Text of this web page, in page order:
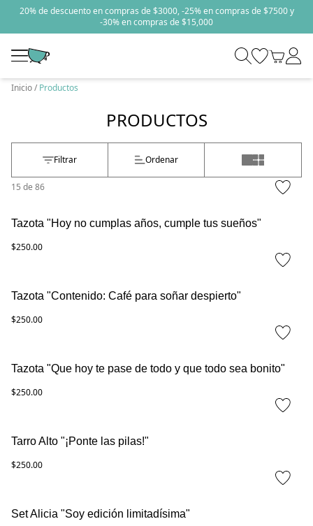
20% de descuento en compras de $3000, -25% en compras de $7500 y
-30% en compras de $15,000
Inicio Productos
PRODUCTOS
Filtrar Ordenar
15 de 86
Tazota "Hoy no cumplas años, cumple tus sueños"
$250.00
Tazota "Contenido: Café para soñar despierto"
$250.00
Tazota "Que hoy te pase de todo y que todo sea bonito"
$250.00
Tarro Alto "¡Ponte las pilas!"
$250.00
Set Alicia "Soy edición limitadísima"